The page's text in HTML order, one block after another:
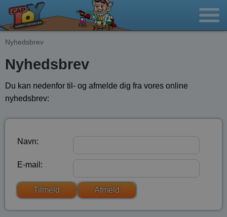
Nyhedsbrev
Nyhedsbrev
Du kan nedenfor til- og afmelde dig fra vores online
nyhedsbrev:
Navn:
E-mail: